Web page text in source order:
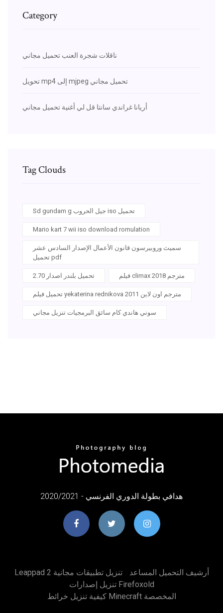
Category
ناقلات شجرة العنب تحميل مجاني
تحويل mp4 إلى mjpeg تحميل مجاني
أريانا غراندي سانتا قل لي أغنية تحميل مجاني
Tag Clouds
Sd gundam g جيل الحروب iso تحميل
Mario kart 7 wii iso download romulation
سميث وروبيرسون قانون الأعمال الإصدار السادس عشر
تحميل pdf
تحميل بلندر اصدار 2.70 فيلم climax 2018 مترجم
تحميل فيلم yekaterina rednikova 2011 مترجم اون لاين
سوني هاندي كام سائق البرمجيات تنزيل مجاني
هدافي بطولة الدوري الفرنسي - 2020/2021
Leappad 2 تنزيل تطبيقات مجانية
أرشيف التحميل المساعد
تنزيل إصدارات Firefoxold
كيفية تنزيل خرائط Minecraft المخصصة